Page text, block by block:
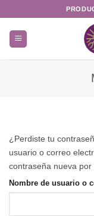
al
contenido
¿Perdiste tu
usuario o correo
contraseña nueva por
Nombre de usuario o